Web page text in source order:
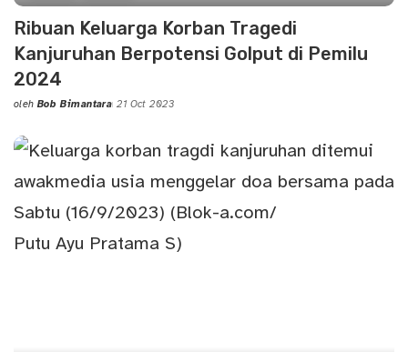
Ribuan Keluarga Korban Tragedi
Kanjuruhan Berpotensi Golput di Pemilu
2024
Posted
oleh Bob Bimantara 21 Oct 2023